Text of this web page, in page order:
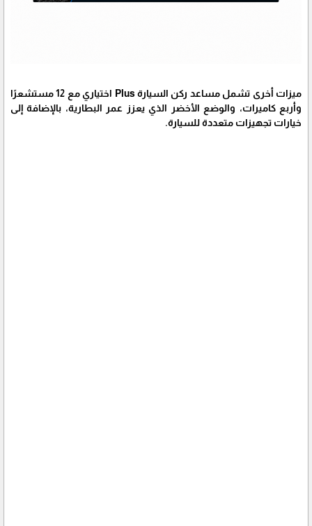
ميزات أخرى تشمل مساعد ركن السيارة Plus اختياري مع 12 مستشعرًا
وأربع كاميرات، والوضع الأخضر الذي يعزز عمر البطارية، بالإضافة إلى
خيارات تجهيزات متعددة للسيارة.